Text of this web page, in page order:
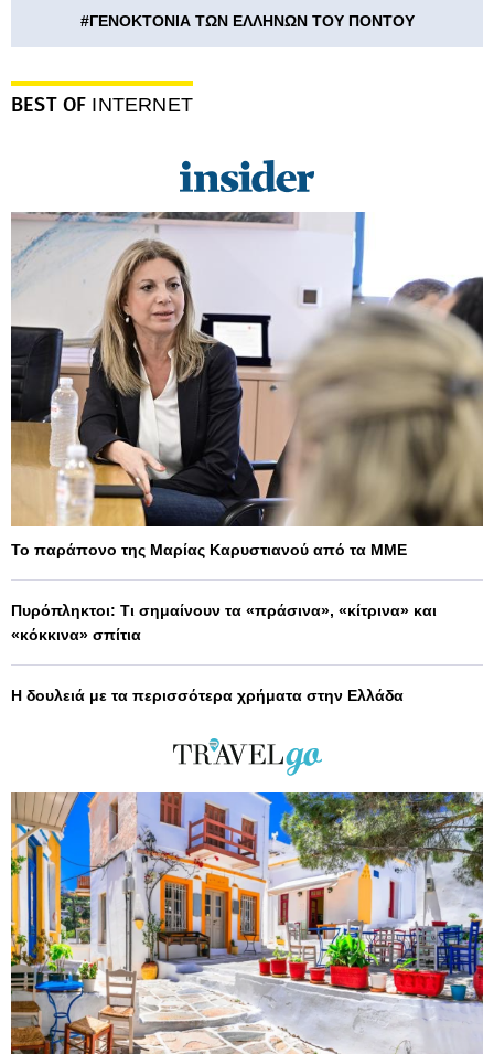
#ΓΕΝΟΚΤΟΝΙΑ ΤΩΝ ΕΛΛΗΝΩΝ ΤΟΥ ΠΟΝΤΟΥ
BEST OF INTERNET
Το παράπονο της Μαρίας Καρυστιανού από τα ΜΜΕ
Πυρόπληκτοι: Τι σημαίνουν τα «πράσινα», «κίτρινα» και
«κόκκινα» σπίτια
Η δουλειά με τα περισσότερα χρήματα στην Ελλάδα